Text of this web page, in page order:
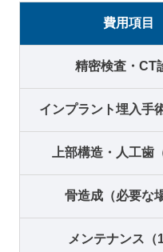
費用項目
精密検査・CT
インプラント埋入手
上部構造・人工歯
骨造成（必要な
メンテナンス（1